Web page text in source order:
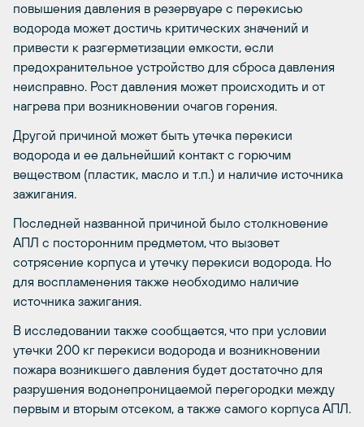
повышения давления в резервуаре с перекисью
водорода может достичь критических значений и
привести к разгерметизации емкости, если
предохранительное устройство для сброса давления
неисправно. Рост давления может происходить и от
нагрева при возникновении очагов горения.
Другой причиной может быть утечка перекиси
водорода и ее дальнейший контакт с горючим
веществом (пластик, масло и т.п.) и наличие источника
зажигания.
Последней названной причиной было столкновение
АПЛ с посторонним предметом, что вызовет
сотрясение корпуса и утечку перекиси водорода. Но
для воспламенения также необходимо наличие
источника зажигания.
В исследовании также сообщается, что при условии
утечки 200 кг перекиси водорода и возникновении
пожара возникшего давления будет достаточно для
разрушения водонепроницаемой перегородки между
первым и вторым отсеком, а также самого корпуса АПЛ.